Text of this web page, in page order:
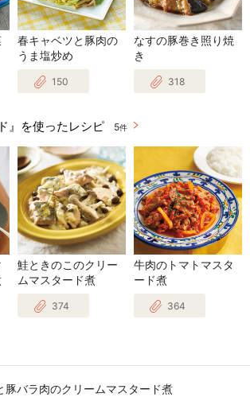
春キャベツと豚肉の
うま塩炒め
150
なすの豚巻き照り焼
き
318
』を使ったレシピ 5件
鮭ときのこのクリー
ムマスタード煮
374
牛肉のトマトマスタ
ード煮
364
豚バラ肉のクリームマスタード煮